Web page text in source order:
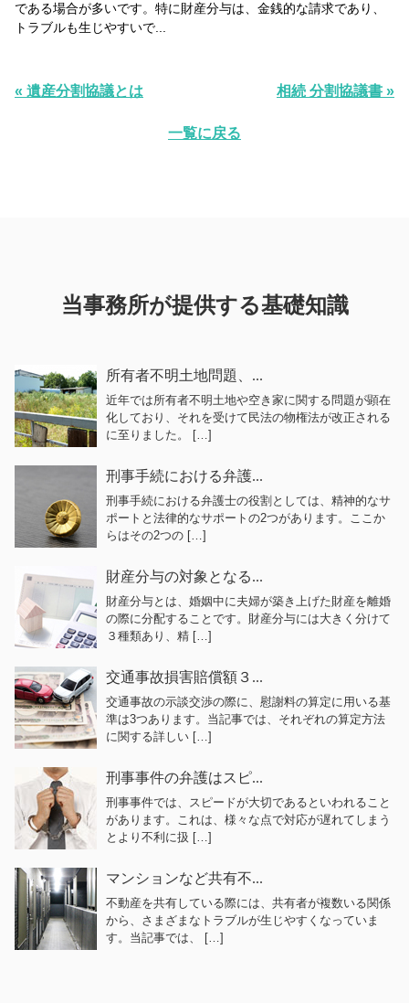
である場合が多いです。特に財産分与は、金銭的な請求であり、
トラブルも生じやすいで...
« 遺産分割協議とは 相続 分割協議書 »
一覧に戻る
当事務所が提供する基礎知識
所有者不明土地問題、...
近年では所有者不明土地や空き家に関する問題が顕在
化しており、それを受けて民法の物権法が改正される
に至りました。 […]
刑事手続における弁護...
刑事手続における弁護士の役割としては、精神的なサ
ポートと法律的なサポートの2つがあります。ここか
らはその2つの […]
財産分与の対象となる...
財産分与とは、婚姻中に夫婦が築き上げた財産を離婚
の際に分配することです。財産分与には大きく分けて
３種類あり、精 […]
交通事故損害賠償額３...
交通事故の示談交渉の際に、慰謝料の算定に用いる基
準は3つあります。当記事では、それぞれの算定方法
に関する詳しい […]
刑事事件の弁護はスピ...
刑事事件では、スピードが大切であるといわれること
があります。これは、様々な点で対応が遅れてしまう
とより不利に扱 […]
マンションなど共有不...
不動産を共有している際には、共有者が複数いる関係
から、さまざまなトラブルが生じやすくなっていま
す。当記事では、 […]